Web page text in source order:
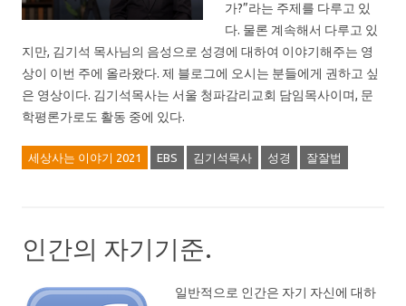
가?”라는 주제를 다루고 있
다. 물론 계속해서 다루고 있
지만, 김기석 목사님의 음성으로 성경에 대하여 이야기해주는 영
상이 이번 주에 올라왔다. 제 블로그에 오시는 분들에게 권하고 싶
은 영상이다. 김기석목사는 서울 청파감리교회 담임목사이며, 문
학평론가로도 활동 중에 있다.
세상사는 이야기 2021 EBS 김기석목사 성경 잘잘법
인간의 자기기준.
일반적으로 인간은 자기 자신에 대하